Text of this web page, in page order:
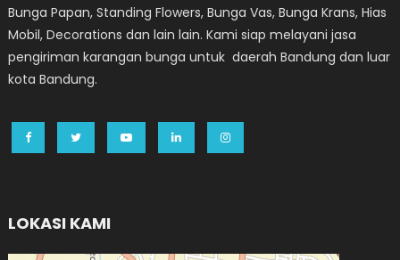
Bunga Papan, Standing Flowers, Bunga Vas, Bunga Krans, Hias
Mobil, Decorations dan lain lain. Kami siap melayani jasa
pengiriman karangan bunga untuk daerah Bandung dan luar
kota Bandung.
LOKASI KAMI